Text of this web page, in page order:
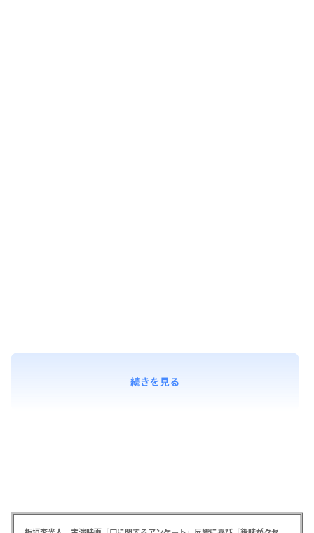
続きを見る